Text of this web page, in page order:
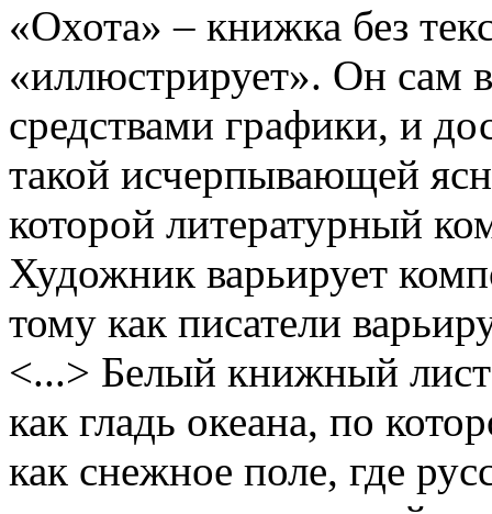
«Охота» – книжка без
«иллюстрирует». Он сам
средствами графики, и
такой исчерпывающей
которой литературный
Художник варьирует
тому как писатели
<...> Белый книжный лист
как гладь океана, по
как снежное поле, где